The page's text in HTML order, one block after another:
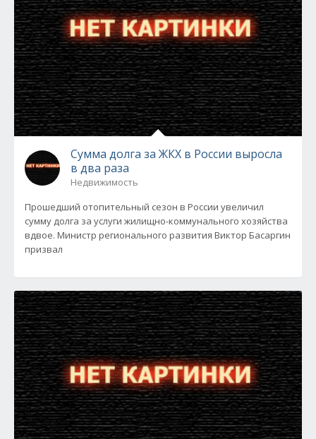
Сумма долга за ЖКХ в России выросла
в два раза
Недвижимость
Прошедший отопительный сезон в России увеличил
сумму долга за услуги жилищно-коммунального хозяйства
вдвое. Министр регионального развития Виктор Басаргин
призвал